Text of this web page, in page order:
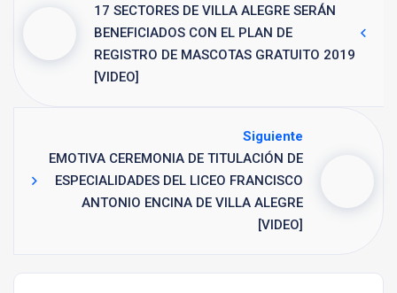
17 SECTORES DE VILLA ALEGRE SERÁN
BENEFICIADOS CON EL PLAN DE
REGISTRO DE MASCOTAS GRATUITO 2019
[VIDEO]
Siguiente
EMOTIVA CEREMONIA DE TITULACIÓN DE
ESPECIALIDADES DEL LICEO FRANCISCO
ANTONIO ENCINA DE VILLA ALEGRE
[VIDEO]